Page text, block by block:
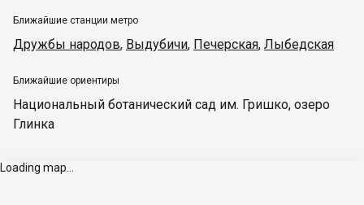
Ближайшие станции метро
Дружбы народов, Выдубичи, Печерская, Лыбедская
Ближайшие ориентиры
Национальный ботанический сад им. Гришко, озеро
Глинка
Loading map...